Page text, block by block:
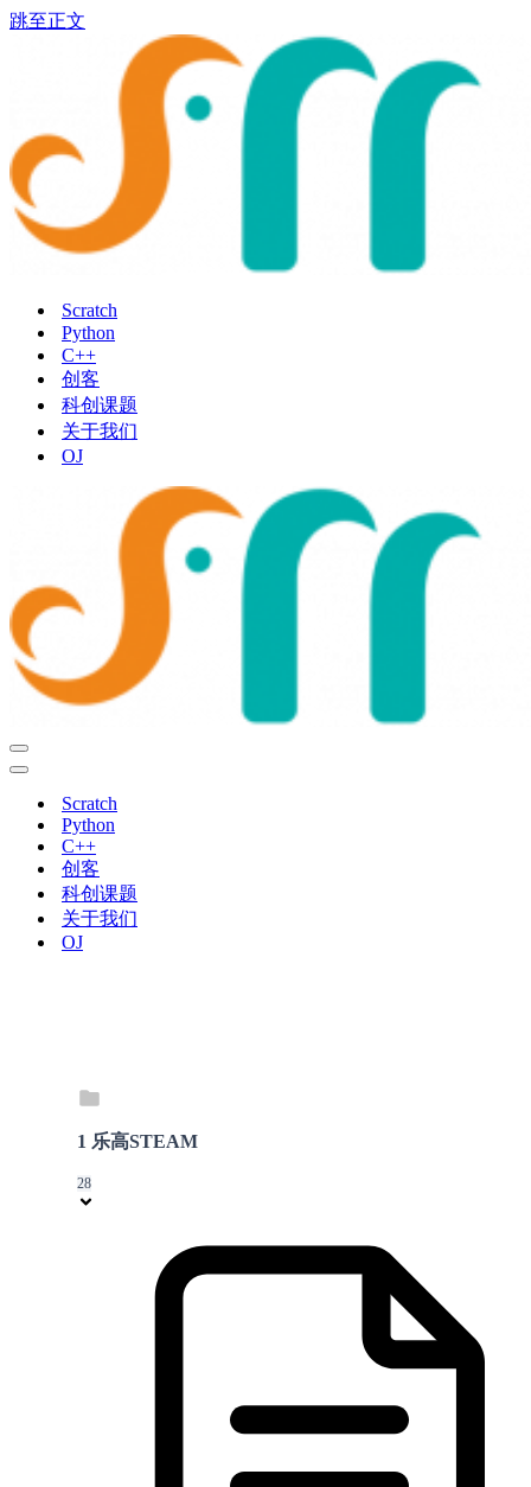
跳至正文
Scratch
Python
C++
创客
科创课题
关于我们
OJ
导
航
导
Scratch
Python
C++
创客
科创课题
关于我们
OJ
1 乐高STEAM
28